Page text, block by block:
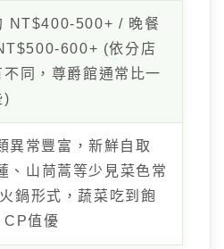
NT$400-500+ / 晚餐
600+ (依分店
同，尊爵館通常比一
)
異常豐富，新鮮自取
、山茼蒿等少見菜色常
火鍋形式，蔬菜吃到飽
CP值優